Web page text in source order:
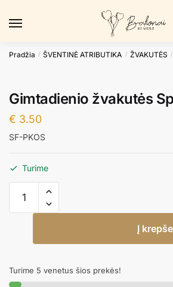
Pradžia / ŠVENTINĖ ATRIBUTIKA / ŽVAKUTĖS /
Gimtadienio žvakutės
€ 3.50
SF-PKOS
Turime
kiekis:
Gimtadienio
Space
Į
Turime 5 venetus šios prekės!